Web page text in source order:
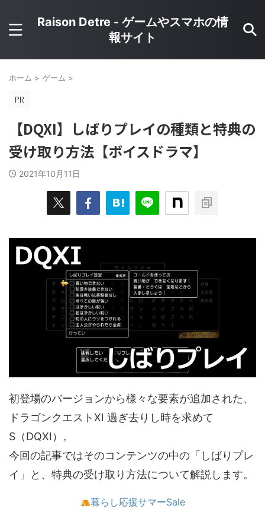
Raison Detre - ゲームやスマホの情
報サイト
ホーム > ゲーム >
【DQXI】しばりプレイの種類と特典の
受け取り方法【ボイスドラマ】
2021年10月11日
初登場のバージョンから様々な要素が追加された、
ドラゴンクエストXI 過ぎ去りし時を求めて
S（DQXI）。
今回の記事ではそのコンテンツの中の「しばりプレ
イ」と、特典の受け取り方法について解説します。
暮らし応援サマーSale